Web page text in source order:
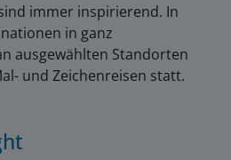
immer inspirierend. In
in ganz
ausgewählten Standorten
und Zeichenreisen statt.